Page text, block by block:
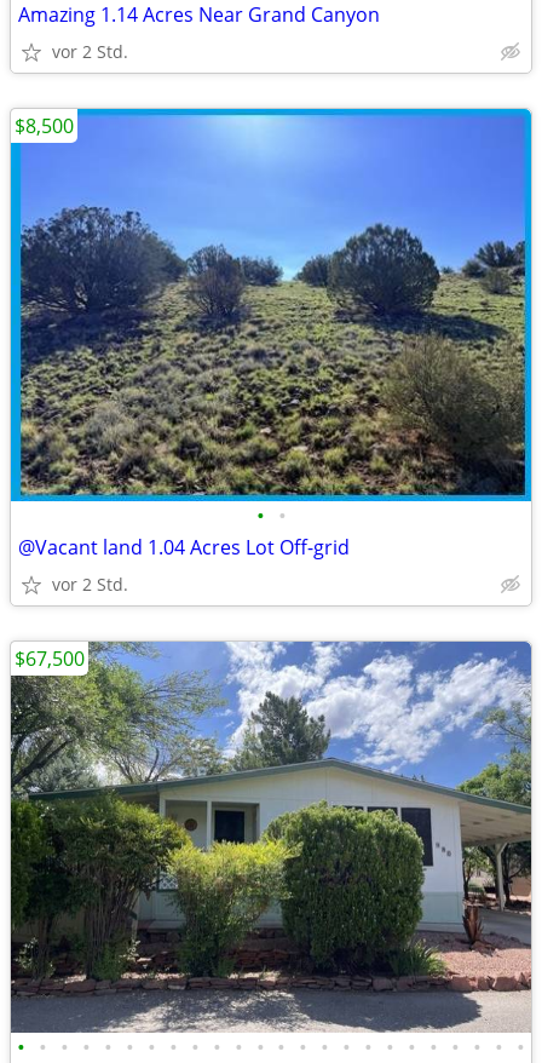
Amazing 1.14 Acres Near Grand Canyon
vor 2 Std.
• •
@Vacant land 1.04 Acres Lot Off-grid
vor 2 Std.
$8,500
• • • • • • • • • • • • • • • • • • • • • • • •
$67,500